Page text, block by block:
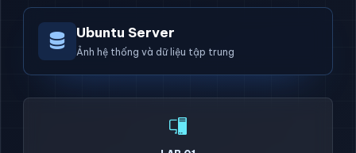
Ubuntu Server
Ảnh hệ thống và dữ liệu tập trung